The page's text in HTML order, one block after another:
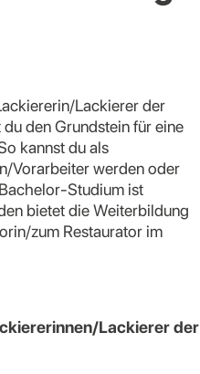
Lackierer der
den Grundstein für eine
kannst du als
Vorarbeiter werden oder
Studium ist
bietet die Weiterbildung
zum Restaurator im
Lackierer der